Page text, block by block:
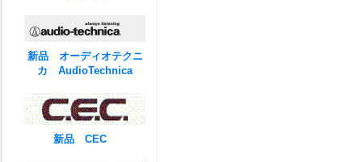
新品 オーディオテクニ
カ AudioTechnica
新品 CEC